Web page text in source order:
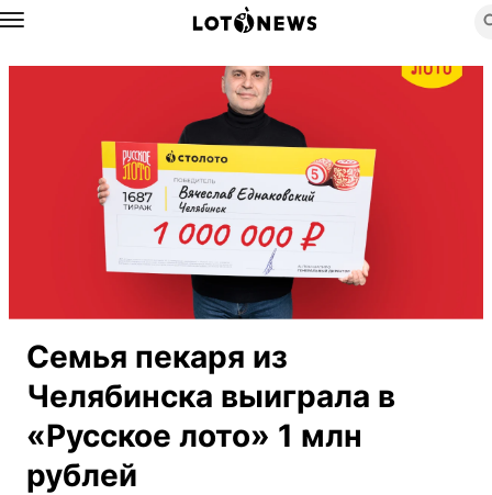
Назад
Семья пекаря из
Челябинска выиграла в
«Русское лото» 1 млн
рублей